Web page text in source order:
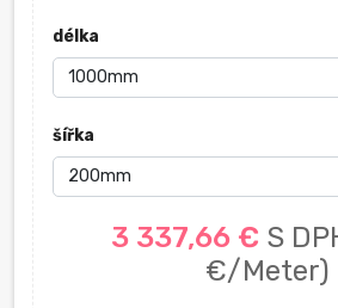
délka
šířka
3 337,66 € S
€/Meter)